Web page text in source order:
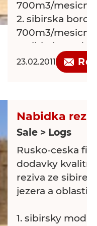
350 м3 в месяц
Порода
Сосна 80%
Ель 20%
В случае Вашей
отправить
факсу или
есть в
700m3/mesicne
2. sibirska
700m3/mesicne
3. sibirsky cedr
Mame zajem o
23.02.2011
Nabidka
Sale > Logs
Rusko-ceska
dodavky
reziva ze
jezera a oblasti
1. sibirsky